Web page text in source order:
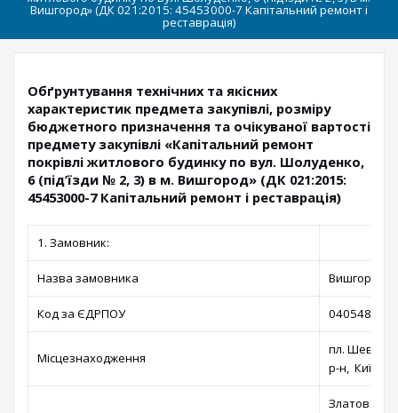
Вишгород» (ДК 021:2015: 45453000-7 Капітальний ремонт і
реставрація)
Обґрунтування технічних та якісних
характеристик предмета закупівлі, розміру
бюджетного призначення та очікуваної вартості
предмету закупівлі «Капітальний ремонт
покрівлі житлового будинку по вул. Шолуденко,
6 (під’їзди № 2, 3) в м. Вишгород» (ДК 021:2015:
45453000-7 Капітальний ремонт і реставрація)
1. Замовник:
Назва замовника
Код за ЄДРПОУ 04054866
Місцезнаходження
пл.
р-н,
Златова